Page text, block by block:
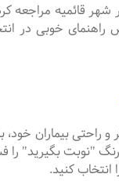
مراجعه
راهنمای خوبی در
بیماران خود،
"نوبت بگیرید"
انتخاب کنید.